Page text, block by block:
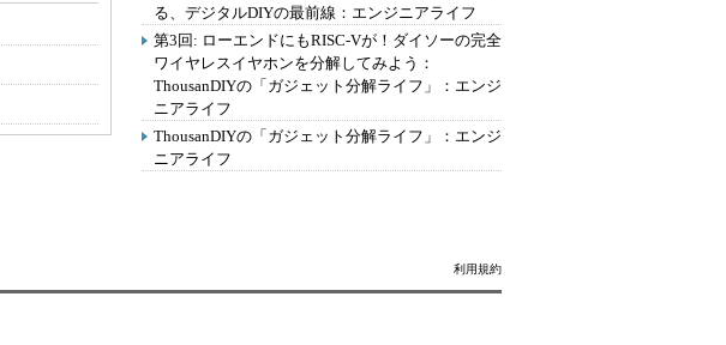
る、デジタルDIYの最前線：エンジニアライフ
第3回: ローエンドにもRISC-Vが！ダイソーの完全
ワイヤレスイヤホンを分解してみよう：
ThousanDIYの「ガジェット分解ライフ」：エンジ
ニアライフ
ThousanDIYの「ガジェット分解ライフ」：エンジ
ニアライフ
利用規約